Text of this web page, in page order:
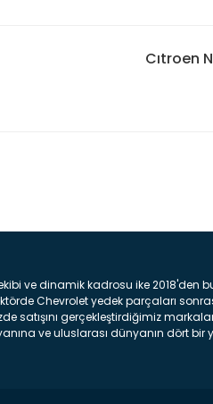
Cıtroen
ve dinamik kadrosu ike
Chevrolet yedek parçaları
satışını gerçekleştirdiğimiz
ve uluslarası dünyanın dört
ön kısmında bulunan